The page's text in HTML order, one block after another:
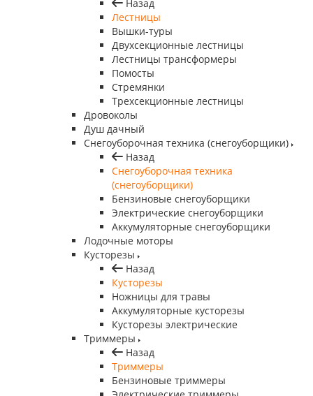
Назад
Лестницы
Вышки-туры
Двухсекционные лестницы
Лестницы трансформеры
Помосты
Стремянки
Трехсекционные лестницы
Дровоколы
Душ дачный
Снегоуборочная техника (снегоуборщики)
Назад
Снегоуборочная техника
(снегоуборщики)
Бензиновые снегоуборщики
Электрические снегоуборщики
Аккумуляторные снегоуборщики
Лодочные моторы
Кусторезы
Назад
Кусторезы
Ножницы для травы
Аккумуляторные кусторезы
Кусторезы электрические
Триммеры
Назад
Триммеры
Бензиновые триммеры